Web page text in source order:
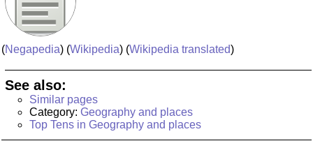
(Negapedia) (Wikipedia) (Wikipedia translated)
See also:
Similar pages
Category: Geography and places
Top Tens in Geography and places